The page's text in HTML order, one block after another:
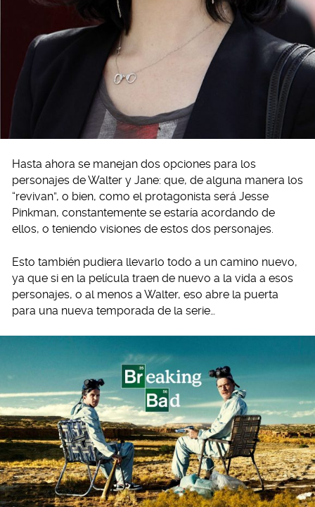
Hasta ahora se manejan dos opciones para los
personajes de Walter y Jane: que, de alguna manera los
“revivan”, o bien, como el protagonista será Jesse
Pinkman, constantemente se estaría acordando de
ellos, o teniendo visiones de estos dos personajes.
Esto también pudiera llevarlo todo a un camino nuevo,
ya que si en la película traen de nuevo a la vida a esos
personajes, o al menos a Walter, eso abre la puerta
para una nueva temporada de la serie…